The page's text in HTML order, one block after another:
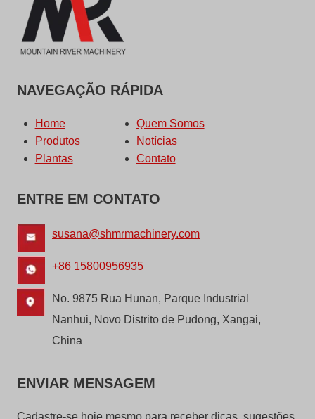
NAVEGAÇÃO RÁPIDA
Home
Quem Somos
Produtos
Notícias
Plantas
Contato
ENTRE EM CONTATO
susana@shmrmachinery.com
+86 15800956935
No. 9875 Rua Hunan, Parque Industrial
Nanhui, Novo Distrito de Pudong, Xangai,
China
ENVIAR MENSAGEM
Cadastre-se hoje mesmo para receber dicas, sugestões